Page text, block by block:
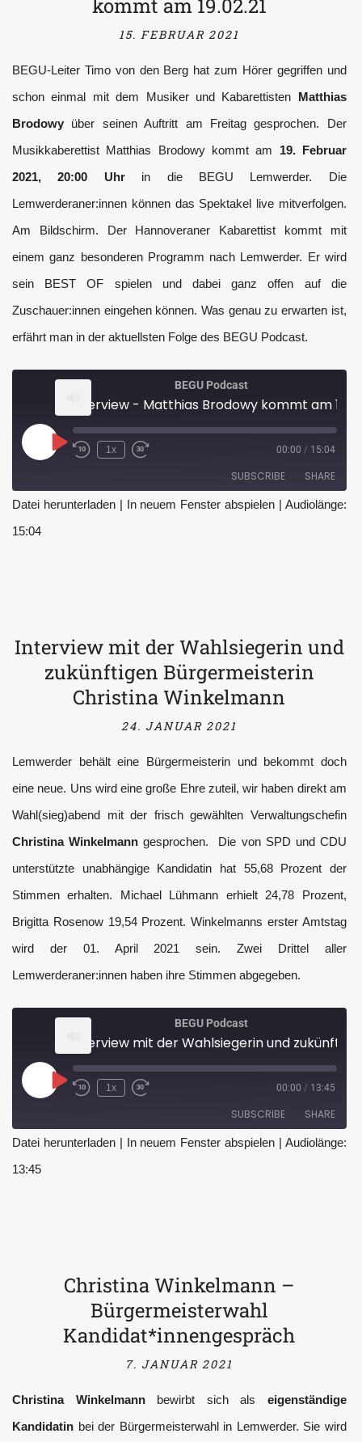
kommt am 19.02.21
15. FEBRUAR 2021
BEGU-Leiter Timo von den Berg hat zum Hörer gegriffen und
schon einmal mit dem Musiker und Kabarettisten Matthias
Brodowy über seinen Auftritt am Freitag gesprochen. Der
Musikkaberettist Matthias Brodowy kommt am 19. Februar
2021, 20:00 Uhrin die BEGU Lemwerder. Die
Lemwerderaner:innen können das Spektakel live mitverfolgen.
Am Bildschirm. Der Hannoveraner Kabarettist kommt mit
einem ganz besonderen Programm nach Lemwerder. Er wird
sein BEST OF spielen und dabei ganz offen auf die
Zuschauer:innen eingehen können. Was genau zu erwarten ist,
erfährt man in der aktuellsten Folge des BEGU Podcast.
BEGU Podcast
Play
EpisodeRewind
1x
Fast
seconds
00:00 / 15:04
SUBSCRIBE SHARE
RSS FEED
SHARE
Datei herunterladen| In neuem Fenster abspielen | Audiolänge:
15:04
Interview mit der Wahlsiegerin und
zukünftigen Bürgermeisterin
Christina Winkelmann
24. JANUAR 2021
Lemwerder behält eine Bürgermeisterin und bekommt doch
eine neue. Uns wird eine große Ehre zuteil, wir haben direkt am
Wahl(sieg)abend mit der frisch gewählten Verwaltungschefin
Christina Winkelmann gesprochen. Die von SPD und CDU
unterstützte unabhängige Kandidatin hat 55,68 Prozent der
Stimmen erhalten. Michael Lühmann erhielt 24,78 Prozent,
Brigitta Rosenow 19,54 Prozent. Winkelmanns erster Amtstag
wird der 01. April 2021 sein. Zwei Drittel aller
Lemwerderaner:innen haben ihre Stimmen abgegeben.
BEGU Podcast
Play
EpisodeRewind
1x
Fast
seconds
00:00 / 13:45
SUBSCRIBE SHARE
RSS FEED
SHARE
Datei herunterladen| In neuem Fenster abspielen | Audiolänge:
13:45
Christina Winkelmann –
Bürgermeisterwahl
Kandidat*innengespräch
7. JANUAR 2021
Christina Winkelmannbewirbt sich als eigenständige
Kandidatin bei der Bürgermeisterwahl in Lemwerder. Sie wird